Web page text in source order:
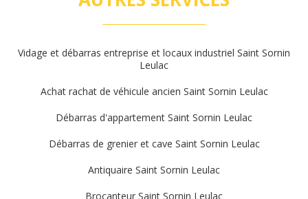
Vidage et débarras entreprise et locaux industriel Saint Sornin
Leulac
Achat rachat de véhicule ancien Saint Sornin Leulac
Débarras d'appartement Saint Sornin Leulac
Débarras de grenier et cave Saint Sornin Leulac
Antiquaire Saint Sornin Leulac
Brocanteur Saint Sornin Leulac